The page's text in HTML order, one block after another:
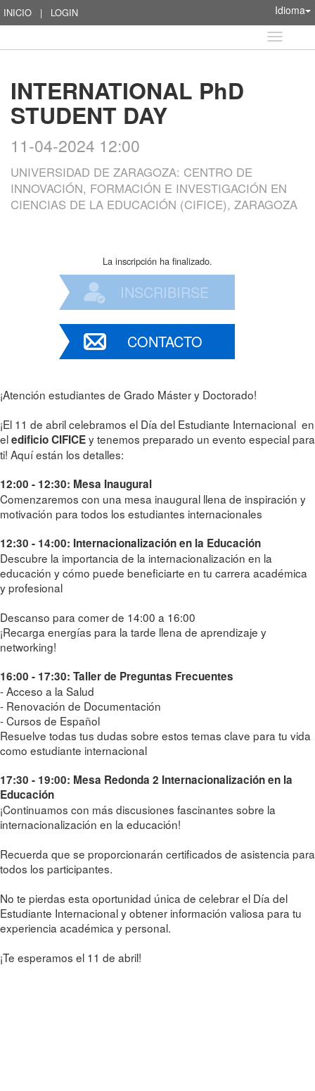
INICIO | LOGIN Idioma
Idioma
INTERNATIONAL PhD
STUDENT DAY
11-04-2024 12:00
UNIVERSIDAD DE ZARAGOZA: CENTRO DE
INNOVACIÓN, FORMACIÓN E INVESTIGACIÓN EN
CIENCIAS DE LA EDUCACIÓN (CIFICE), ZARAGOZA
La inscripción ha finalizado.
INSCRIBIRSE
CONTACTO
¡Atención estudiantes de Grado Máster y Doctorado!
¡El 11 de abril celebramos el Día del Estudiante Internacional en
eledificio CIFICEy tenemos preparado un evento especial para
ti! Aquí están los detalles:
12:00 - 12:30: Mesa Inaugural
Comenzaremos con una mesa inaugural llena de inspiración y
motivación para todos los estudiantes internacionales
12:30 - 14:00: Internacionalización en la Educación
Descubre la importancia de la internacionalización en la
educación y cómo puede beneficiarte en tu carrera académica
y profesional
Descanso para comer de 14:00 a 16:00
¡Recarga energías para la tarde llena de aprendizaje y
networking!
16:00 - 17:30: Taller de Preguntas Frecuentes
- Acceso a la Salud
- Renovación de Documentación
- Cursos de Español
Resuelve todas tus dudas sobre estos temas clave para tu vida
como estudiante internacional
17:30 - 19:00: Mesa Redonda 2 Internacionalización en la
Educación
¡Continuamos con más discusiones fascinantes sobre la
internacionalización en la educación!
Recuerda que se proporcionarán certificados de asistencia para
todos los participantes.
No te pierdas esta oportunidad única de celebrar el Día del
Estudiante Internacional y obtener información valiosa para tu
experiencia académica y personal.
¡Te esperamos el 11 de abril!